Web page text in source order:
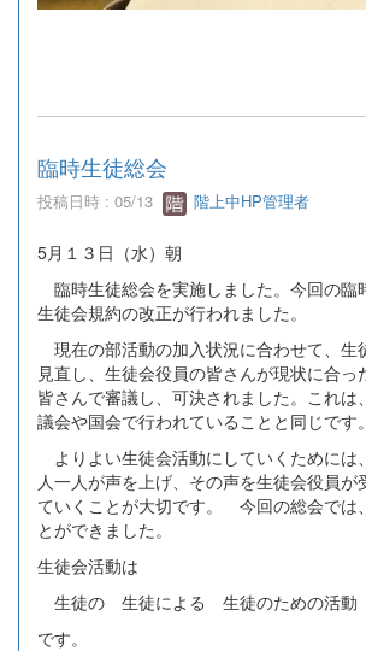
臨時生徒総会
投稿日時 : 05/13 階上中HP管理者
5月１３日（水）朝
臨時生徒総会を実施しました。今回の臨
生徒会規約の改正が行われました。
現在の部活動の加入状況に合わせて、生
見直し、生徒会役員の皆さんが現状に合っ
皆さんで審議し、可決されました。これは
議会や国会で行われていることと同じです。
よりよい生徒会活動にしていくためには
人一人が声を上げ、その声を生徒会役員が
ていくことが大切です。 今回の総会では
とができました。
生徒会活動は
生徒の 生徒による 生徒のための活動
です。